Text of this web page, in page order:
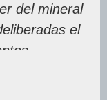
del mineral
el